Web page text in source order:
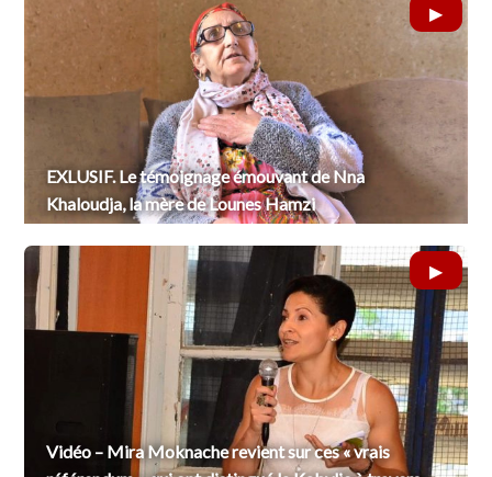
EXLUSIF. Le témoignage émouvant de Nna
Khaloudja, la mère de Lounes Hamzi
Vidéo – Mira Moknache revient sur ces « vrais